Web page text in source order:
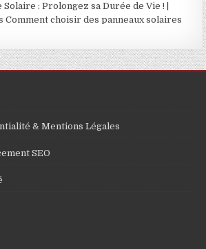
: Prolongez sa Durée de Vie ! |
Comment choisir des panneaux solaires
& Mentions Légales
SEO